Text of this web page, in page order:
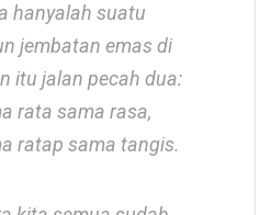
hanyalah suatu
jembatan emas di
itu jalan pecah dua:
rata sama rasa,
ratap sama tangis.